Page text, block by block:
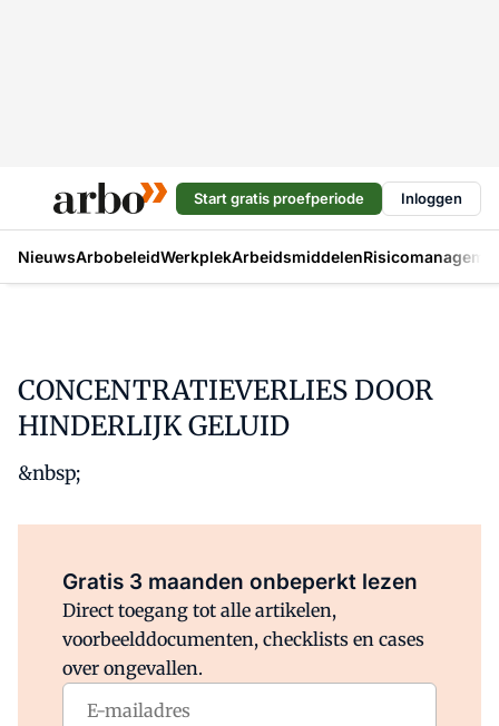
Start gratis proefperiode Inloggen
NieuwsArbobeleidWerkplekArbeidsmiddelen
CONCENTRATIEVERLIES DOOR
HINDERLIJK GELUID
&nbsp;
Gratis 3 maanden onbeperkt lezen
Direct toegang tot alle artikelen,
voorbeelddocumenten, checklists en cases
over ongevallen.